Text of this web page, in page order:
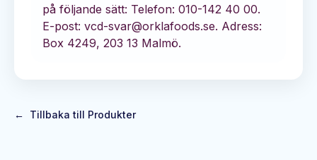
på följande sätt: Telefon: 010-142 40 00.
E-post: vcd-svar@orklafoods.se. Adress:
Box 4249, 203 13 Malmö.
← Tillbaka till Produkter